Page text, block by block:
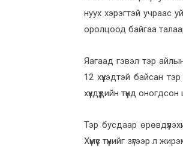
нуух хэрэгтэй учраас
оролцоод байгаа
Яагаад гэвэл тэр
12 хүүхэдтэй байсан
хүүхдүүдийн түүнд
Тэр бусдаар
Хүмүүс түүнийг зүгээр л